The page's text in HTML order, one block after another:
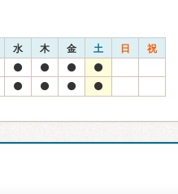
水 木 金 土 日 祝